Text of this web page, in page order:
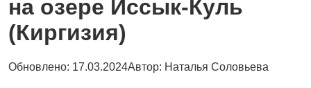
на озере Иссык-Куль
(Киргизия)
Обновлено: 17.03.2024Автор: Наталья Соловьева